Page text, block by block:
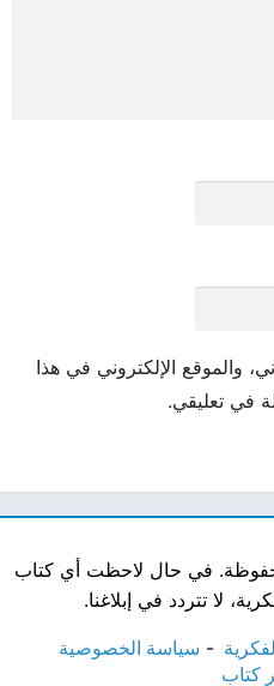
والموقع الإلكتروني في هذا
في تعليقي.
في حال لاحظت أي كتاب
لا تتردد في إبلاغنا.
سياسة الخصوصية
كتاب